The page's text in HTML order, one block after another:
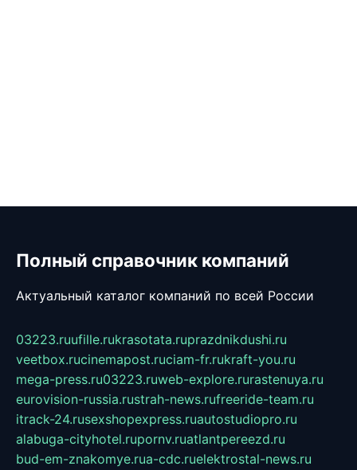
Полный справочник компаний
Актуальный каталог компаний по всей России
03223.ruufille.rukrasotata.ruprazdnikdushi.ru
veetbox.rucinemapost.ruciam-fr.rukraft-you.ru
mega-press.ru03223.ruweb-explore.rurastenuya.ru
eurovision-russia.rustrah-news.rufreeride-team.ru
itrack-24.rusexshopexpress.ruautostudiopro.ru
alabuga-cityhotel.rupornv.ruatlantpereezd.ru
bud-em-znakomye.rua-cdc.ruelektrostal-news.ru